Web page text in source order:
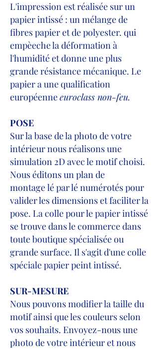
L'impression est réalisée sur un
papier intissé : un mélange de
fibres papier et de polyester. qui
empèeche la déformation à
l'humidité et donne une plus
grande résistance mécanique. Le
papier a une qualification
européenneeuroclass non-feu.
POSE
Sur la base de la photo de votre
intérieur nous réalisons une
simulation 2D avec le motif choisi.
Nous éditons un plan de
montagelé par lé numérotés pour
valider les dimensions et faciliter la
pose. La colle pour le papier intissé
se trouve dans le commerce dans
toute boutique spécialisée ou
grande surface. Il s'agit d'une colle
spéciale papier peint intissé.
SUR-MESURE
Nous pouvons modifier la taille du
motif ainsi que les couleurs selon
vos souhaits. Envoyez-nous une
photo de votre intérieur et nous